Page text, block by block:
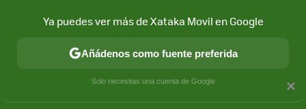
×
Ya puedes ver más de Xataka Movil en Google
Añádenos como fuente preferida
Solo necesitas una cuenta de Google